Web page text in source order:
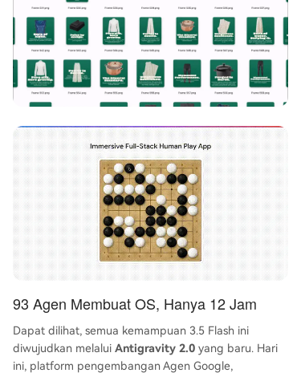
93 Agen Membuat OS, Hanya 12 Jam
Dapat dilihat, semua kemampuan 3.5 Flash ini
diwujudkan melalui Antigravity 2.0 yang baru. Hari
ini, platform pengembangan Agen Google,